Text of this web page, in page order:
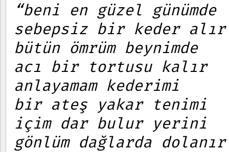
“beni en güzel günümde
sebepsiz bir keder alır
bütün ömrüm beynimde
acı bir tortusu kalır
anlayamam kederimi
bir ateş yakar tenimi
içim dar bulur yerini
gönlüm dağlarda dolanır